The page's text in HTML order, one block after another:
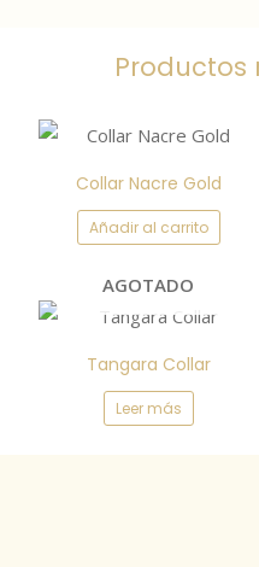
Productos
Collar Nacre Gold
Añadir al carrito
AGOTADO
Tangara Collar
Leer más